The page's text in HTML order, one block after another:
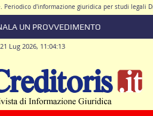
d'informazione giuridica per studi legali
UN PROVVEDIMENTO
Lug 2026, 11:04:13